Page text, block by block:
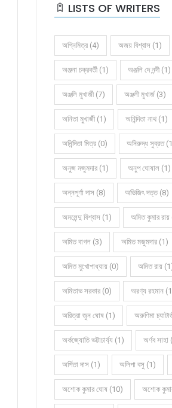
LISTS OF WRITERS
অগ্নিমিত্র (4) অজয় বিশ্বাস (1)
অঞ্জনা চক্রবর্তী (1) অঞ্জলি দে নন্দী (1)
অঞ্জলি মুখার্জী (7) অঞ্জলী মুখার্জ (3)
অনিতা মুখার্জী (1) অনিন্দিতা নাথ (1)
অনিন্দিতা মিত্র (0) অনিরুদ্ধ সুব্রত
অনুজ মজুমদার (1) অনুপ ঘোষাল (1)
অন্নপূর্ণা দাস (8) অভিজিৎ দত্ত (8)
অমলেন্দু বিশ্বাস (1) অমিত কুমার
অমিত বাগল (3) অমিত মজুমদার (1)
অমিত মুখোপাধ্যায় (0) অমিত রায়
অমিতাভ সরকার (0) অরণ্য রহমান
অরিত্রা জুন ঘোষ (1) অরুণিমা
অর্কজ্যোতি ভট্টাচার্য্য (1) অর্ণব সাহা
অর্পিতা দাস (1) অলিপা বসু (1)
অশোক কুমার ঘোষ (10) অশোক